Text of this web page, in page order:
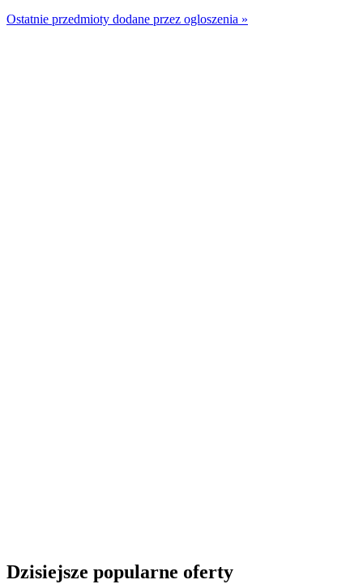
Ostatnie przedmioty dodane przez ogloszenia »
Dzisiejsze popularne oferty